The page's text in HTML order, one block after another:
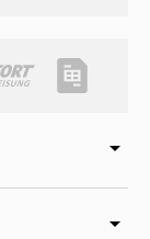
arrow_drop_down
arrow_drop_down